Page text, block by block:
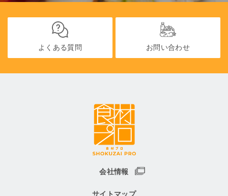
よくある質問 お問い合わせ
会社情報
サイトマップ